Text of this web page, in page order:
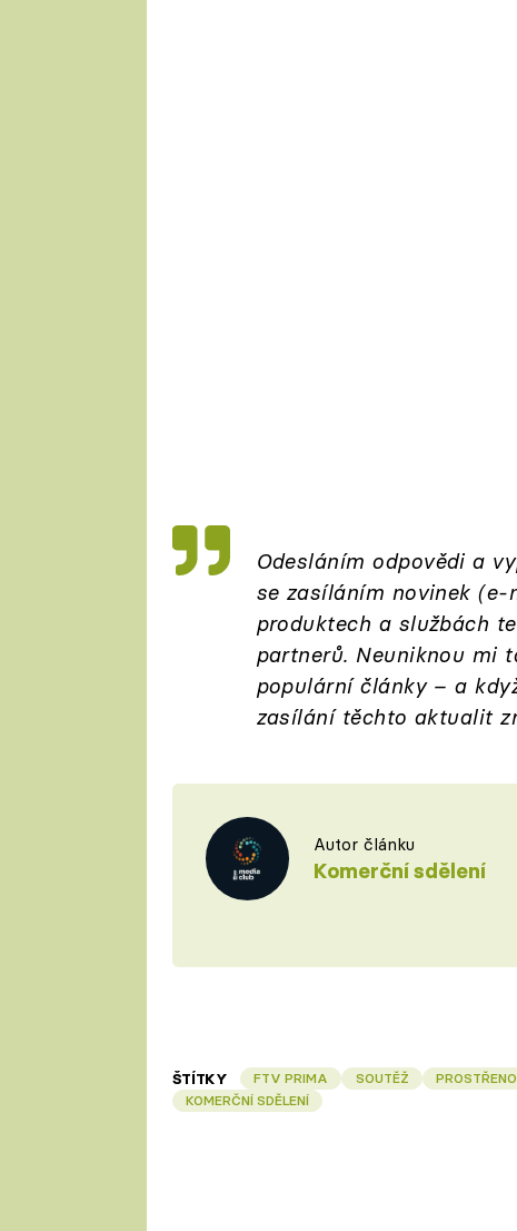
Odesláním odpovědi a
se zasíláním novinek (e-
produktech a službách
partnerů. Neuniknou mi
populární články – a
zasílání těchto aktualit
Autor článku
Komerční sdělení
ŠTÍTKY FTV PRIMA SOUTĚŽ
KOMERČNÍ SDĚLENÍ